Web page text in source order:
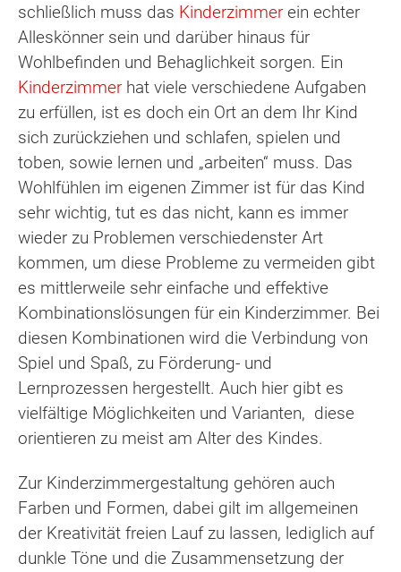
schließlich muss das Kinderzimmer ein echter
Alleskönner sein und darüber hinaus für
Wohlbefinden und Behaglichkeit sorgen. Ein
Kinderzimmer hat viele verschiedene Aufgaben
zu erfüllen, ist es doch ein Ort an dem Ihr Kind
sich zurückziehen und schlafen, spielen und
toben, sowie lernen und „arbeiten“ muss. Das
Wohlfühlen im eigenen Zimmer ist für das Kind
sehr wichtig, tut es das nicht, kann es immer
wieder zu Problemen verschiedenster Art
kommen, um diese Probleme zu vermeiden gibt
es mittlerweile sehr einfache und effektive
Kombinationslösungen für ein Kinderzimmer. Bei
diesen Kombinationen wird die Verbindung von
Spiel und Spaß, zu Förderung- und
Lernprozessen hergestellt. Auch hier gibt es
vielfältige Möglichkeiten und Varianten, diese
orientieren zu meist am Alter des Kindes.
Zur Kinderzimmergestaltung gehören auch
Farben und Formen, dabei gilt im allgemeinen
der Kreativität freien Lauf zu lassen, lediglich auf
dunkle Töne und die Zusammensetzung der